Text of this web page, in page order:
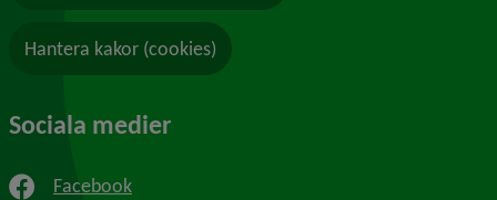
Hantera kakor (cookies)
Sociala medier
Facebook